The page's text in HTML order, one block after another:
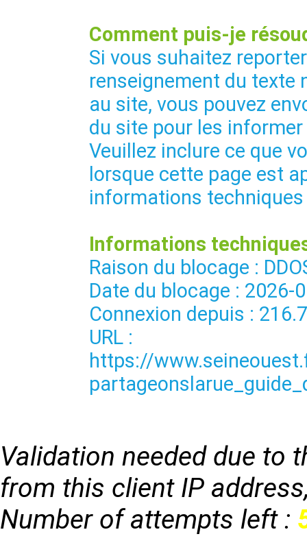
Comment puis-je
Si vous suhaitez
renseignement du texte
au site, vous pouvez
du site pour les
Veuillez inclure ce que
lorsque cette page est
informations
Informations
Raison du blocage :
Date du blocage : 2026-
Connexion depuis :
URL :
https://
Validation needed due to
from this client IP
Number of attempts left :